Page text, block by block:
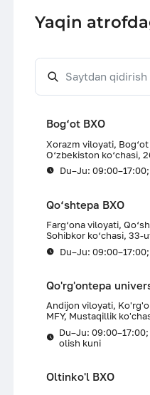
Yaqin
Bog‘ot BXO
Xorazm viloyati,
O‘zbekiston ko‘chasi,
Du–Ju:
Qo‘shtepa BXO
Farg‘ona viloyati,
Sohibkor ko‘chasi, 33-
Du–Ju:
Qo'rg'ontepa
Andijon viloyati,
MFY, Mustaqillik
Du–Ju:
olish kuni
Oltinko'l BXO